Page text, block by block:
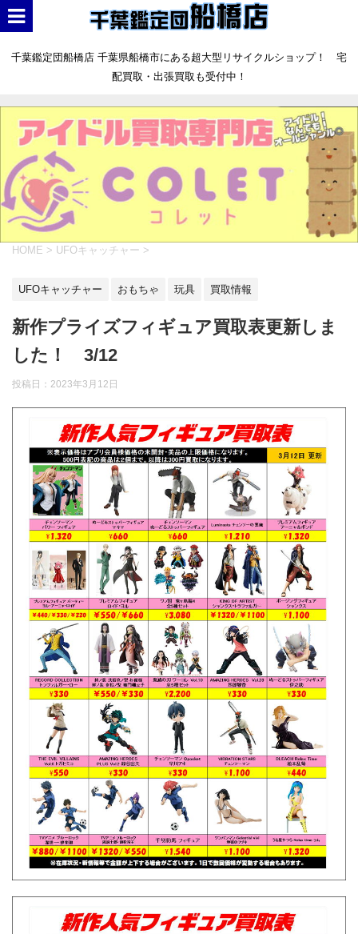
千葉鑑定団船橋店 千葉県船橋市にある超大型リサイクルショップ！ 宅
配買取・出張買取も受付中！
HOME > UFOキャッチャー >
UFOキャッチャー おもちゃ 玩具 買取情報
新作プライズフィギュア買取表更新しま
した！ 3/12
投稿日： 2023年3月12日